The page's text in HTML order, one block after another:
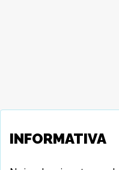
INFORMATIVA